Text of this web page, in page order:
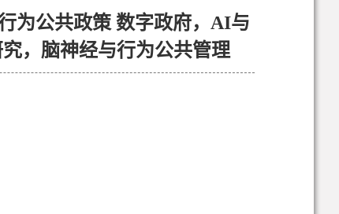
为公共政策 数字政府，AI与
，脑神经与行为公共管理